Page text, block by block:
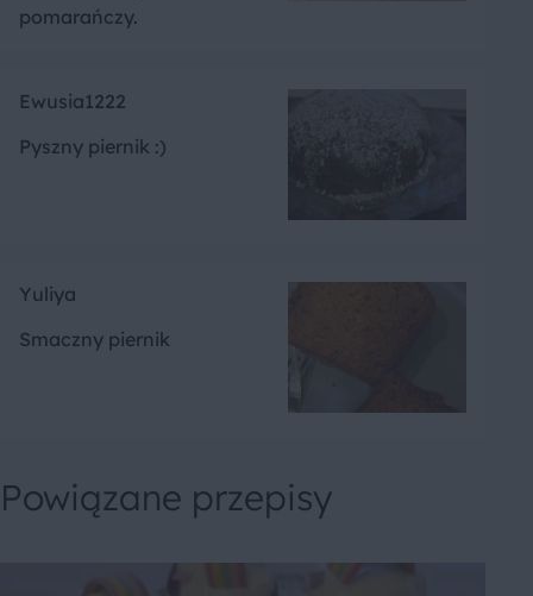
pomarańczy.
Ewusia1222
Pyszny piernik :)
Yuliya
Smaczny piernik
Powiązane przepisy